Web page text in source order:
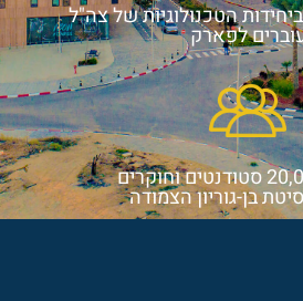
ביחידות הטכנולוגיות של צה"ל
לפארק
מעל ל-20,000 סטודנטים וחוקרים
בן-גוריון הצמודה